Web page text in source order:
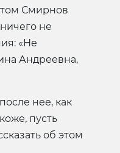
Смирнов
не
«Не
Андреевна,
нее, как
пусть
об этом